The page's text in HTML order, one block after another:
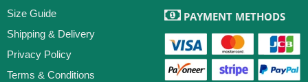
Size Guide
Shipping & Delivery
Privacy Policy
Terms & Conditions
PAYMENT METHODS